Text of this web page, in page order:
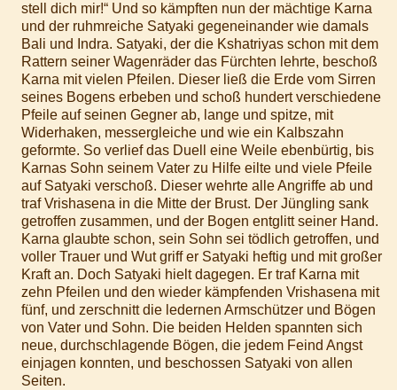
stell dich mir!“ Und so kämpften nun der mächtige Karna
und der ruhmreiche Satyaki gegeneinander wie damals
Bali und Indra. Satyaki, der die Kshatriyas schon mit dem
Rattern seiner Wagenräder das Fürchten lehrte, beschoß
Karna mit vielen Pfeilen. Dieser ließ die Erde vom Sirren
seines Bogens erbeben und schoß hundert verschiedene
Pfeile auf seinen Gegner ab, lange und spitze, mit
Widerhaken, messergleiche und wie ein Kalbszahn
geformte. So verlief das Duell eine Weile ebenbürtig, bis
Karnas Sohn seinem Vater zu Hilfe eilte und viele Pfeile
auf Satyaki verschoß. Dieser wehrte alle Angriffe ab und
traf Vrishasena in die Mitte der Brust. Der Jüngling sank
getroffen zusammen, und der Bogen entglitt seiner Hand.
Karna glaubte schon, sein Sohn sei tödlich getroffen, und
voller Trauer und Wut griff er Satyaki heftig und mit großer
Kraft an. Doch Satyaki hielt dagegen. Er traf Karna mit
zehn Pfeilen und den wieder kämpfenden Vrishasena mit
fünf, und zerschnitt die ledernen Armschützer und Bögen
von Vater und Sohn. Die beiden Helden spannten sich
neue, durchschlagende Bögen, die jedem Feind Angst
einjagen konnten, und beschossen Satyaki von allen
Seiten.